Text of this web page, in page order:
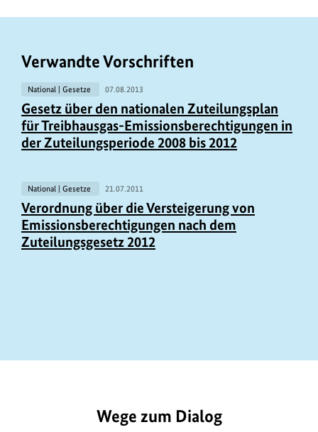
Verwandte Vorschriften
National | Gesetze 07.08.2013
Gesetz über den nationalen Zuteilungsplan
für Treibhausgas-Emissionsberechtigungen in
der Zuteilungsperiode 2008 bis 2012
National | Gesetze 21.07.2011
Verordnung über die Versteigerung von
Emissionsberechtigungen nach dem
Zuteilungsgesetz 2012
Wege zum Dialog